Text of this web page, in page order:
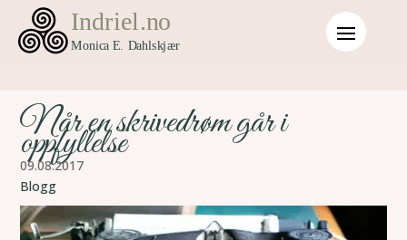
Når en skrivedrøm går i
oppfyllelse
09.08.2017
Blogg